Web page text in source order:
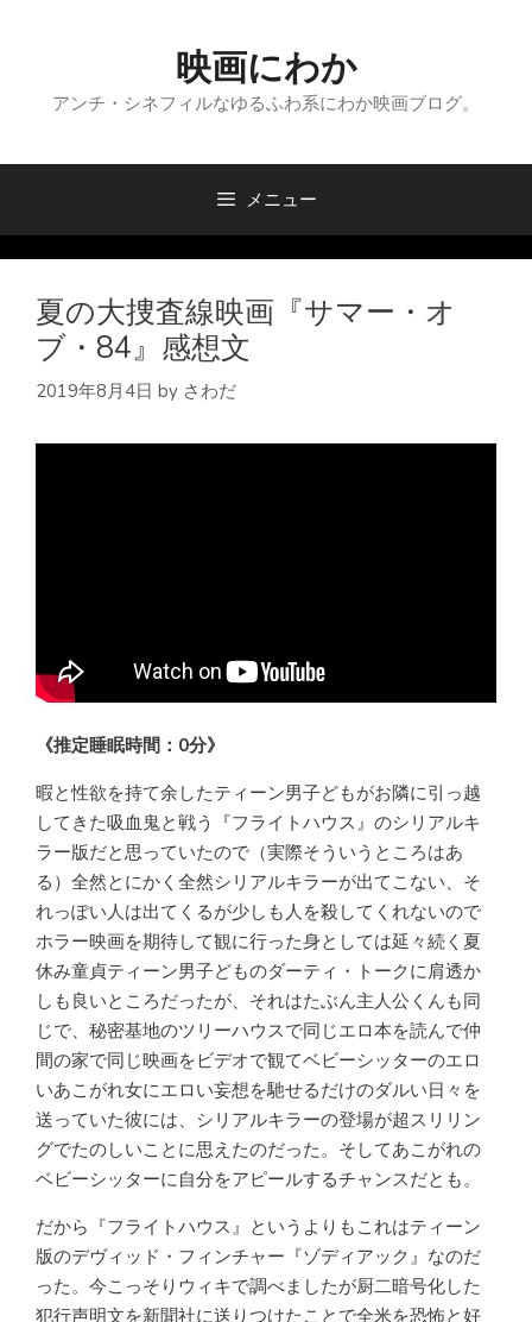
へ
映画にわか
アンチ・シネフィルなゆるふわ系にわか映画ブログ。
メニュー
夏の大捜査線映画『サマー・オ
ブ・84』感想文
2019年8月4日 by さわだ
《推定睡眠時間：0分》
暇と性欲を持て余したティーン男子どもがお隣に引っ越
してきた吸血鬼と戦う『フライトハウス』のシリアルキ
ラー版だと思っていたので（実際そういうところはあ
る）全然とにかく全然シリアルキラーが出てこない、そ
れっぽい人は出てくるが少しも人を殺してくれないので
ホラー映画を期待して観に行った身としては延々続く夏
休み童貞ティーン男子どものダーティ・トークに肩透か
しも良いところだったが、それはたぶん主人公くんも同
じで、秘密基地のツリーハウスで同じエロ本を読んで仲
間の家で同じ映画をビデオで観てベビーシッターのエロ
いあこがれ女にエロい妄想を馳せるだけのダルい日々を
送っていた彼には、シリアルキラーの登場が超スリリン
グでたのしいことに思えたのだった。そしてあこがれの
ベビーシッターに自分をアピールするチャンスだとも。
だから『フライトハウス』というよりもこれはティーン
版のデヴィッド・フィンチャー『ゾディアック』なのだ
った。今こっそりウィキで調べましたが厨二暗号化した
犯行声明文を新聞社に送りつけたことで全米を恐怖と好